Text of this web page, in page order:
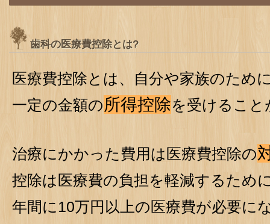
歯科の医療費控除とは?
医療費控除とは、自分や家族のため
一定の金額の所得控除を受けるこ
治療にかかった費用は医療費控除の
控除は医療費の負担を軽減するため
年間に10万円以上の医療費が必要に